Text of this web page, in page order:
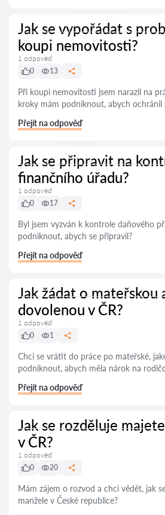
Jak se vypořádat s
koupi nemovitosti?
1 odpověď
0
13
Při koupi nemovitosti jsem narazil na
kroky mám podniknout, abych ochránil
Přejít na odpověď
Jak se připravit na
finančního úřadu?
1 odpověď
0
17
Byl jsem vyzván k kontrole daňového
podniknout, abych se připravil?
Přejít na odpověď
Jak žádat o mateřskou
dovolenou v ČR?
1 odpověď
0
1
Chci se vrátit do práce po mateřské,
podniknout, abych měla nárok na
Přejít na odpověď
Jak se rozděluje
v ČR?
1 odpověď
0
20
Mám zájem o rozvod a chci vědět, jak
manžele v České republice?